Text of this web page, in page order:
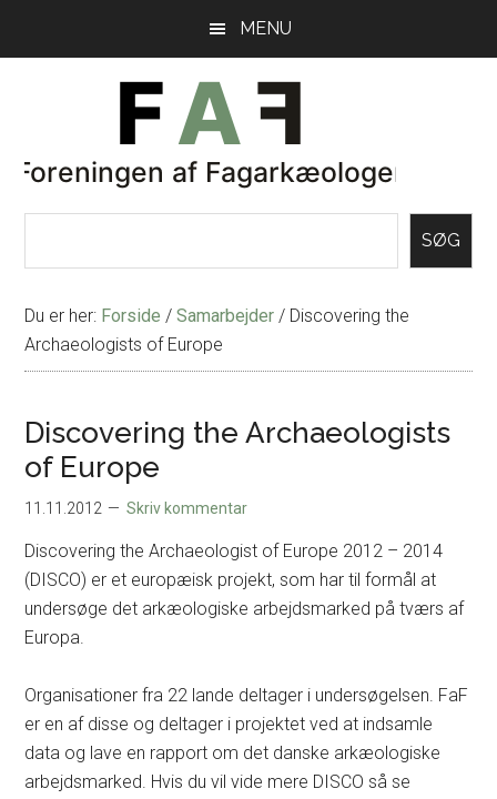
MENU
SØG
Du er her: Forside / Samarbejder / Discovering the
Archaeologists of Europe
Discovering the Archaeologists
of Europe
11.11.2012 Skriv kommentar
Discovering the Archaeologist of Europe 2012 – 2014
(DISCO) er et europæisk projekt, som har til formål at
undersøge det arkæologiske arbejdsmarked på tværs af
Europa.
Organisationer fra 22 lande deltager i undersøgelsen. FaF
er en af disse og deltager i projektet ved at indsamle
data og lave en rapport om det danske arkæologiske
arbejdsmarked. Hvis du vil vide mere DISCO så se